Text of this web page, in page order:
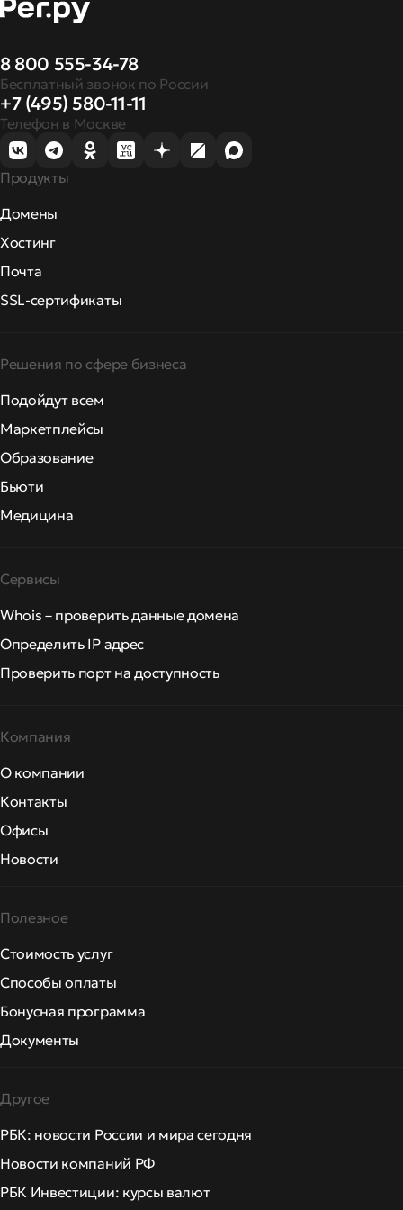
8 800 555-34-78
Бесплатный звонок по России
+7 (495) 580-11-11
Телефон в Москве
Продукты
Домены
Хостинг
Почта
SSL-сертификаты
Решения по сфере бизнеса
Подойдут всем
Маркетплейсы
Образование
Бьюти
Медицина
Сервисы
Whois – проверить данные домена
Определить IP адрес
Проверить порт на доступность
Компания
О компании
Контакты
Офисы
Новости
Полезное
Стоимость услуг
Способы оплаты
Бонусная программа
Документы
Другое
РБК: новости России и мира сегодня
Новости компаний РФ
РБК Инвестиции: курсы валют